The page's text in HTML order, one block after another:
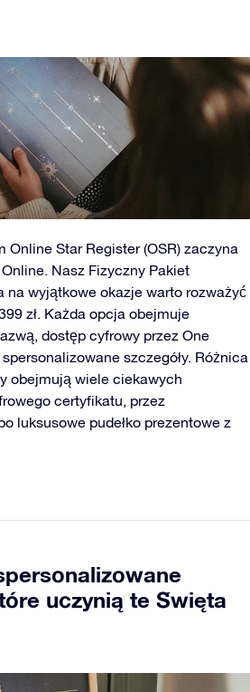
Star Register (OSR) zaczyna
Nasz Fizyczny Pakiet
na wyjątkowe okazje warto rozważyć
zł. Każda opcja obejmuje
dostęp cyfrowy przez One
szczegóły. Różnica
obejmują wiele ciekawych
certyfikatu, przez
luksusowe pudełko prezentowe z
uczynią te Święta